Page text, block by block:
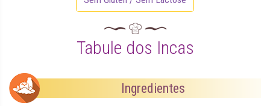
Tabule dos Incas
Ingredientes